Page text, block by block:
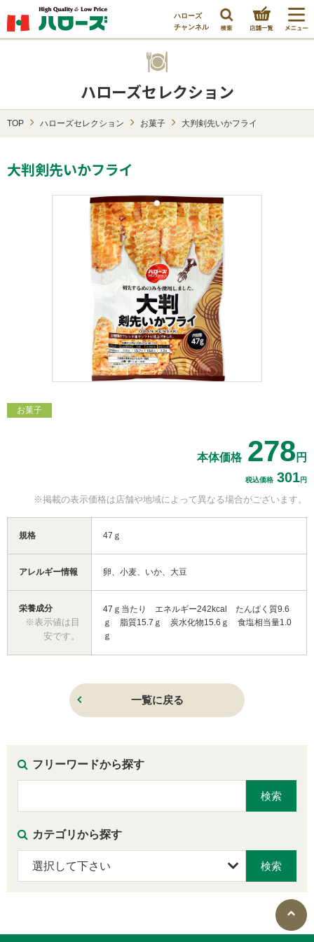
ハローズ
チャンネル
ハローズセレクション
TOP ハローズセレクション お菓子 大判剣先いかフライ
大判剣先いかフライ
お菓子
本体価格 278 円
税込価格 301円
※掲載の表示価格は店舗や地域によって異なる場合がございます。
規格 47ｇ
アレルギー情報 卵、小麦、いか、大豆
栄養成分
※表示値は目
安です。
47ｇ当たり エネルギー242kcal たんぱく質9.6
ｇ 脂質15.7ｇ 炭水化物15.6ｇ 食塩相当量1.0
ｇ
一覧に戻る
フリーワードから探す
カテゴリから探す